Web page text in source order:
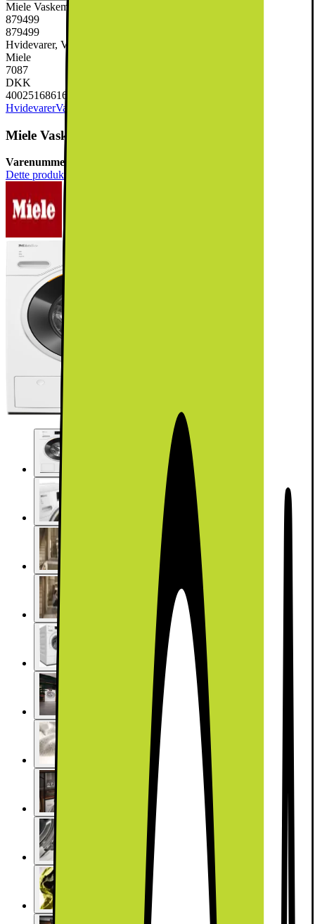
Miele Vaskemaskine WWA120 WCS Active (8kg)
879499
879499
Hvidevarer, Vask & Tør, Vaskemaskine
Miele
7087
DKK
4002516861683
HvidevarerVask & Tør
Miele Vaskemaskine WWA120 WCS Active (8kg)
Varenummer:
Dette produkt er blevet bedømt til 5 ud af 5 stjerner.